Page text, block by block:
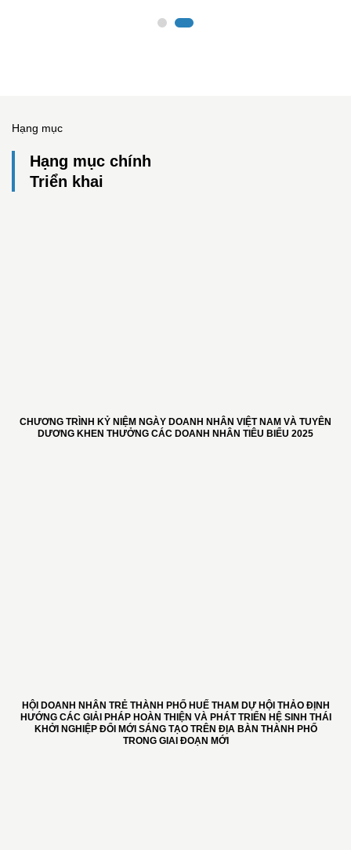
Hạng mục
Hạng mục chính
Triển khai
CHƯƠNG TRÌNH KỶ NIỆM NGÀY DOANH NHÂN VIỆT NAM VÀ TUYÊN
DƯƠNG KHEN THƯỞNG CÁC DOANH NHÂN TIÊU BIỂU 2025
HỘI DOANH NHÂN TRẺ THÀNH PHỐ HUẾ THAM DỰ HỘI THẢO ĐỊNH
HƯỚNG CÁC GIẢI PHÁP HOÀN THIỆN VÀ PHÁT TRIỂN HỆ SINH THÁI
KHỞI NGHIỆP ĐỔI MỚI SÁNG TẠO TRÊN ĐỊA BÀN THÀNH PHỐ
TRONG GIAI ĐOẠN MỚI